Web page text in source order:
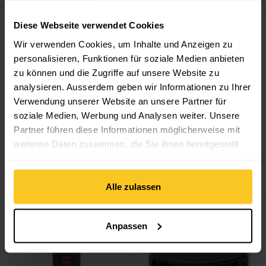
Diese Webseite verwendet Cookies
Wir verwenden Cookies, um Inhalte und Anzeigen zu
personalisieren, Funktionen für soziale Medien anbieten
zu können und die Zugriffe auf unsere Website zu
analysieren. Ausserdem geben wir Informationen zu Ihrer
Verwendung unserer Website an unsere Partner für
soziale Medien, Werbung und Analysen weiter. Unsere
Partner führen diese Informationen möglicherweise mit
weiteren Daten zusammen, die Sie ihnen bereitgestellt
gesammelt haben.
Alle zulassen
Anpassen
Tyny ToolsDrop Puller
Drop Puller 5pcs ansehen
Gear AidTenacious
Tenacious Tape Camp Repair
Reissverschluss Pflege ansehen